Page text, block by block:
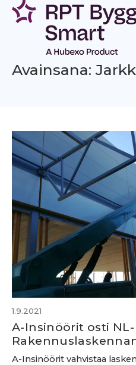
Siirry
sisältöön
Avainsana:
1.9.2021
A-Insinöörit osti NL-
A-Insinöörit vahvistaa